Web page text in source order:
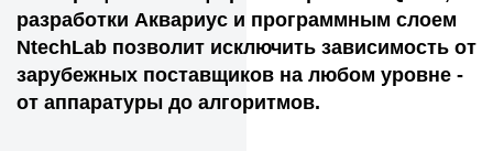
разработки Аквариус и программным слоем
NtechLab позволит исключить зависимость от
зарубежных поставщиков на любом уровне -
от аппаратуры до алгоритмов.